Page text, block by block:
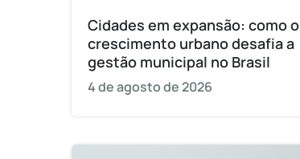
Cidades em expansão: como o
crescimento urbano desafia a
gestão municipal no Brasil
4 de agosto de 2026